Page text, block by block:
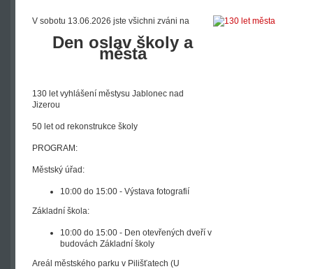
V sobotu 13.06.2026 jste všichni zváni na
Den oslav školy a
města
130 let vyhlášení městysu Jablonec nad
Jizerou
50 let od rekonstrukce školy
PROGRAM:
Městský úřad:
10:00 do 15:00 - Výstava fotografií
Základní škola:
10:00 do 15:00 - Den otevřených dveří v
budovách Základní školy
Areál městského parku v Pilišťatech (U